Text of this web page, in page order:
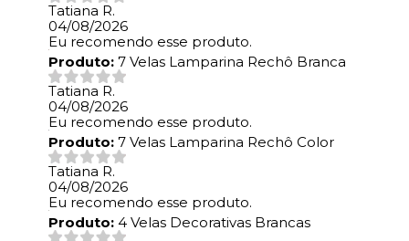
Tatiana R.
04/08/2026
Eu recomendo esse produto.
Produto: 7 Velas Lamparina Rechô Branca
Tatiana R.
04/08/2026
Eu recomendo esse produto.
Produto: 7 Velas Lamparina Rechô Color
Tatiana R.
04/08/2026
Eu recomendo esse produto.
Produto: 4 Velas Decorativas Brancas